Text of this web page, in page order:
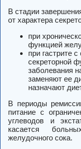
В стадии
от характера
при
функцией
при гастрите
секреторной
заболевания
заменяют ее
назначают
В периоды
питание с
углеводов и
касается
желудочного сока.